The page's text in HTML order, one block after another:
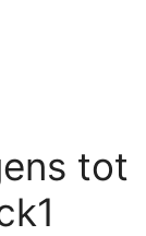
tot